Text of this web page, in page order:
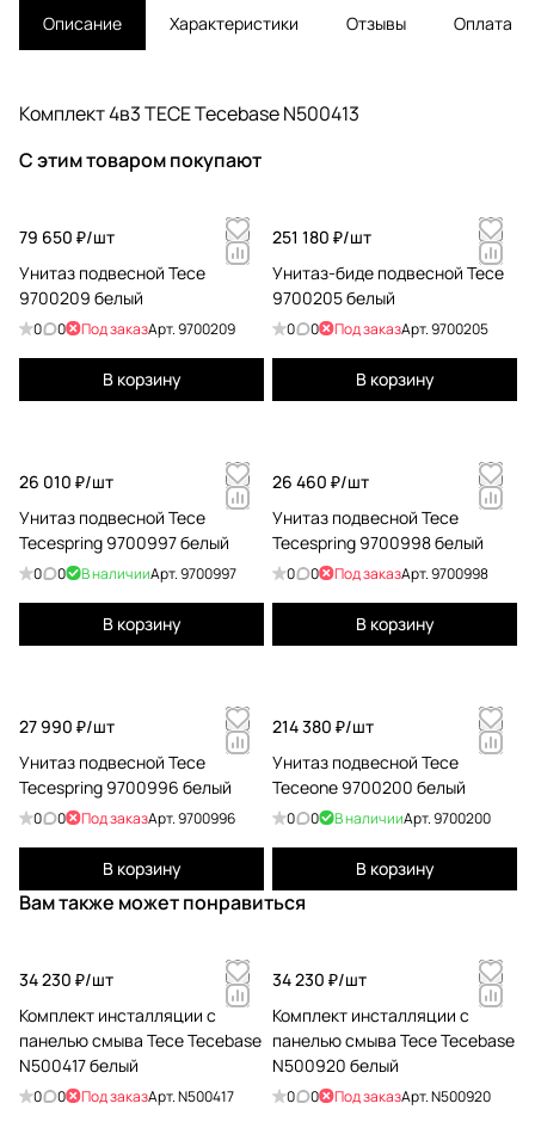
Описание Характеристики Отзывы Оплата
Комплект 4в3 TECE Tecebase N500413
С этим товаром покупают
79 650 ₽/шт
Унитаз подвесной Tece
9700209 белый
0 0 Под заказАрт.9700209
В корзину
251 180 ₽/шт
Унитаз-биде подвесной Tece
9700205 белый
0 0 Под заказАрт.9700205
В корзину
26 010 ₽/шт
Унитаз подвесной Tece
Tecespring 9700997 белый
0 0 В наличииАрт.9700997
В корзину
26 460 ₽/шт
Унитаз подвесной Tece
Tecespring 9700998 белый
0 0 Под заказАрт.9700998
В корзину
27 990 ₽/шт
Унитаз подвесной Tece
Tecespring 9700996 белый
0 0 Под заказАрт.9700996
В корзину
214 380 ₽/шт
Унитаз подвесной Tece
Teceone 9700200 белый
0 0 В наличииАрт.9700200
В корзину
Вам также может понравиться
34 230 ₽/шт
Комплект инсталляции с
панелью смыва Tece Tecebase
N500417 белый
0 0 Под заказАрт.N500417
34 230 ₽/шт
Комплект инсталляции с
панелью смыва Tece Tecebase
N500920 белый
0 0 Под заказАрт.N500920